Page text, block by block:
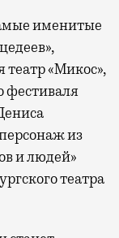
именитые
«Микос»,
фестиваля
из
и людей»
театра